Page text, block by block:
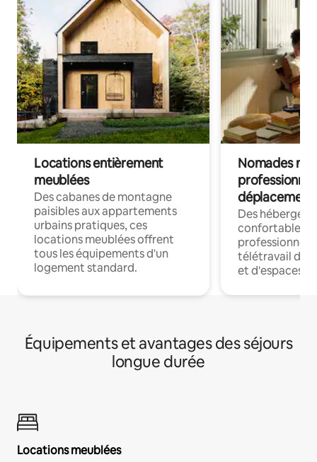
Locations entièrement
meublées
Des cabanes de montagne
paisibles aux appartements
urbains pratiques, ces
locations meublées offrent
tous les équipements d'un
logement standard.
Nomades
déplacement
Des
confortables
professionnels
télétravail
et d'espaces
Équipements et avantages des séjours
longue durée
Locations meublées